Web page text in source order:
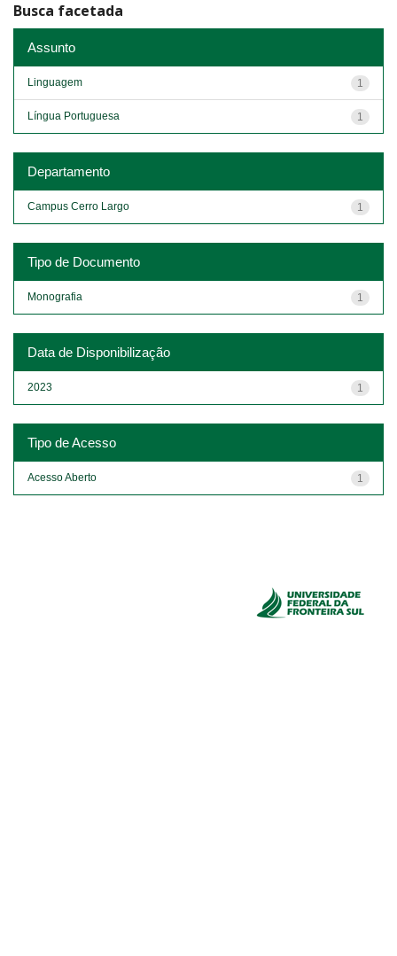
Busca facetada
Assunto
1
Linguagem
1
Língua Portuguesa
Departamento
1
Campus Cerro Largo
Tipo de Documento
1
Monografia
Data de Disponibilização
1
2023
Tipo de Acesso
1
Acesso Aberto